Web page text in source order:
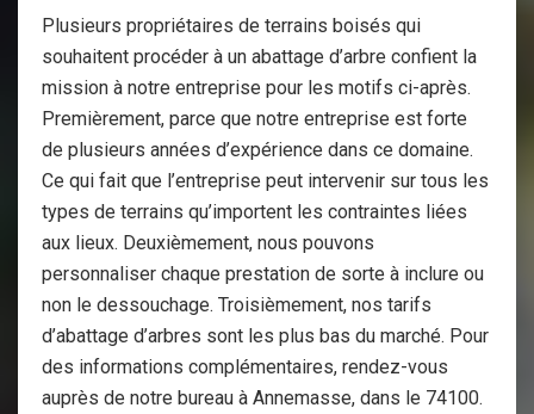
Plusieurs propriétaires de terrains boisés qui
souhaitent procéder à un abattage d’arbre confient la
mission à notre entreprise pour les motifs ci-après.
Premièrement, parce que notre entreprise est forte
de plusieurs années d’expérience dans ce domaine.
Ce qui fait que l’entreprise peut intervenir sur tous les
types de terrains qu’importent les contraintes liées
aux lieux. Deuxièmement, nous pouvons
personnaliser chaque prestation de sorte à inclure ou
non le dessouchage. Troisièmement, nos tarifs
d’abattage d’arbres sont les plus bas du marché. Pour
des informations complémentaires, rendez-vous
auprès de notre bureau à Annemasse, dans le 74100.